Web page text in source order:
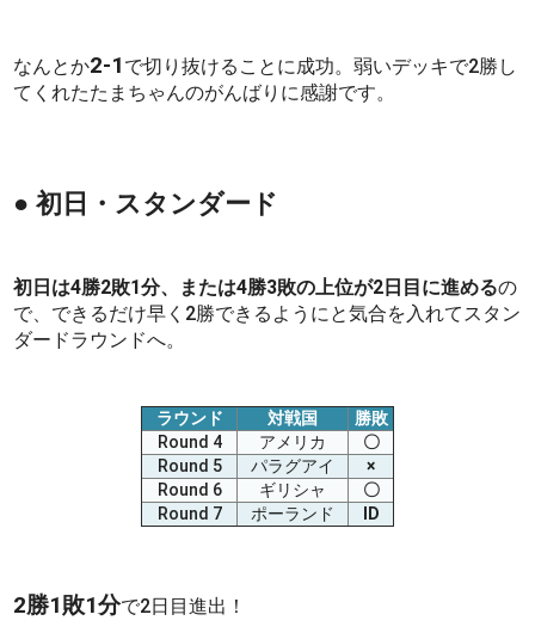
なんとか2-1 で切り抜けることに成功。弱いデッキで2勝し
てくれたたまちゃんのがんばりに感謝です。
● 初日・スタンダード
初日は4勝2敗1分、または4勝3敗の上位が2日目に進めるの
で、できるだけ早く2勝できるようにと気合を入れてスタン
ダードラウンドへ。
ラウンド 対戦国
勝敗
Round 4
アメリカ
〇
Round 5
パラグアイ
×
Round 6
ギリシャ
〇
Round 7
ポーランド ID
2勝1敗1分で2日目進出！